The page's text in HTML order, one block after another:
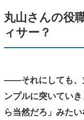
丸山さんの役
ィサー？
――それにしても、
ンプルに突いてい
ら当然だろ」みた